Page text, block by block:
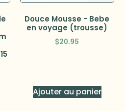
Douce Mousse - Bebe
en voyage (trousse)
$20.95
Ajouter au panier